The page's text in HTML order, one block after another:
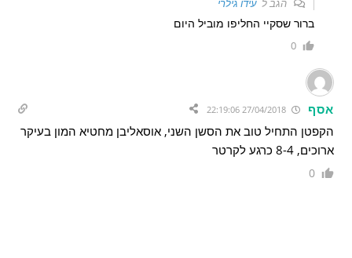
הגב לעידו גילרי
ברור שסקיי החליפו מוביל היום
0
אסף
הקפטן התחיל טוב את הסשן השני, אוסאליבן מחטיא המון בעיקר
ארוכים, 8-4 כרגע לקרטר
0